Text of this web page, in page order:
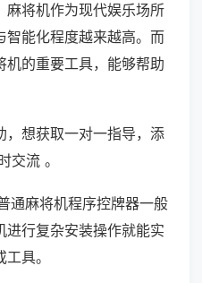
麻将机作为现代娱乐场所
智能化程度越来越高。而
机的重要工具，能够帮助
，想获取一对一指导，添
流 。
通麻将机程序控牌器一般
进行复杂安装操作就能实
具。